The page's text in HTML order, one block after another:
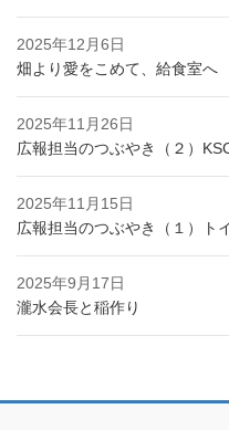
2025年12月6日
畑より愛をこめて、給食室へ
2025年11月26日
広報担当のつぶやき（２）
2025年11月15日
広報担当のつぶやき（１）ト
2025年9月17日
瀧水会長と稲作り